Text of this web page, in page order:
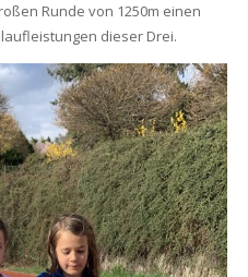
Runde von 1250m einen
dieser Drei.